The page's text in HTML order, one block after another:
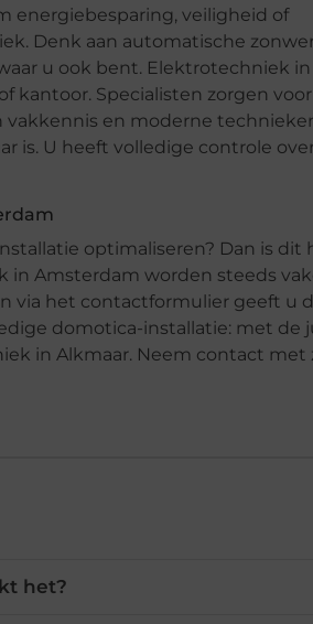
energiebesparing, veiligheid of
Denk aan automatische
u ook bent. Elektrotechniek
Specialisten zorgen
vakkennis en moderne
is. U heeft volledige controle
optimaliseren? Dan is dit
Amsterdam worden steeds
via het contactformulier geeft u
domotica-installatie: met de
in Alkmaar. Neem contact met
het?